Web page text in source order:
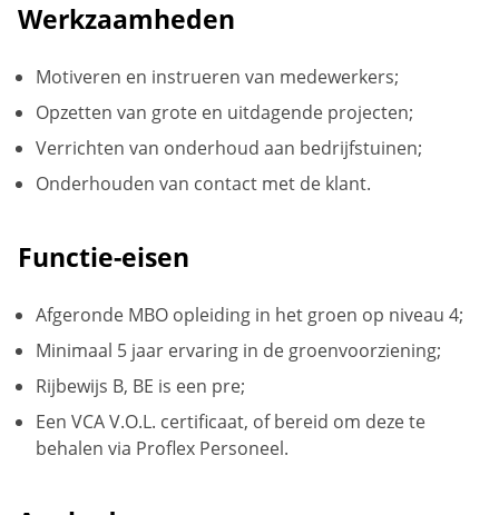
Werkzaamheden
Motiveren en instrueren van medewerkers;
Opzetten van grote en uitdagende projecten;
Verrichten van onderhoud aan bedrijfstuinen;
Onderhouden van contact met de klant.
Functie-eisen
Afgeronde MBO opleiding in het groen op niveau 4;
Minimaal 5 jaar ervaring in de groenvoorziening;
Rijbewijs B, BE is een pre;
Een VCA V.O.L. certificaat, of bereid om deze te
behalen via Proflex Personeel.